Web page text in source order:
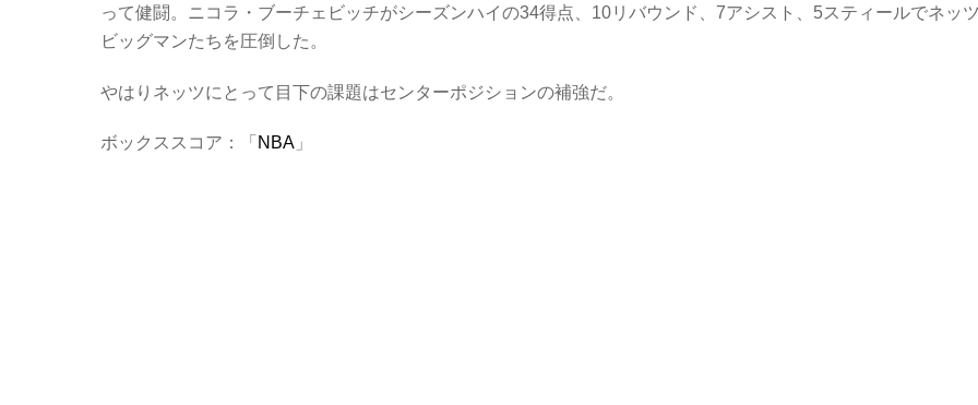
って健闘。ニコラ・ブーチェビッチがシーズンハイの34得点、10リバウンド、7アシスト、5スティールでネッ
ビッグマンたちを圧倒した。
やはりネッツにとって目下の課題はセンターポジションの補強だ。
ボックススコア：「 NBA 」